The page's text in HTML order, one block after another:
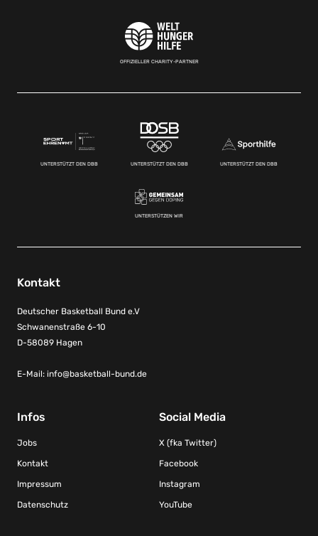
OFFIZIELLER CHARITY-PARTNER
UNTERSTÜTZT DEN DBB UNTERSTÜTZT DEN DBB UNTERSTÜTZT DEN DBB
UNTERSTÜTZEN WIR
Kontakt
Deutscher Basketball Bund e.V
Schwanenstraße 6-10
D-58089 Hagen
E-Mail: info@basketball-bund.de
Infos
Jobs
Kontakt
Impressum
Datenschutz
Social Media
X (fka Twitter)
Facebook
Instagram
YouTube